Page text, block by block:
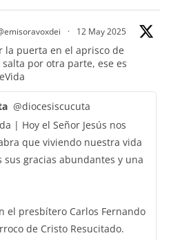
· 12 May 2025
la puerta en el aprisco de
por otra parte, ese es
@diocesiscucuta
| Hoy el Señor Jesús nos
que viviendo nuestra vida
gracias abundantes y una
el presbítero Carlos Fernando
de Cristo Resucitado.